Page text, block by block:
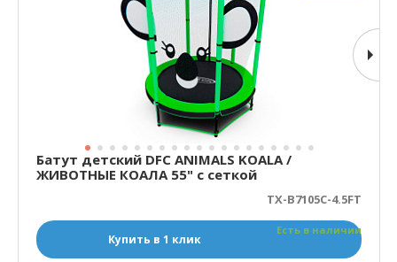
Батут детский DFC ANIMALS KOALA /
ЖИВОТНЫЕ КОАЛА 55" с сеткой
TX-B7105C-4.5FT
Есть в наличии
Купить в 1 клик